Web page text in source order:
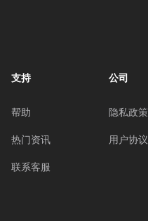
支持
帮助
热门资讯
联系客服
公司
隐私政策
用户协议